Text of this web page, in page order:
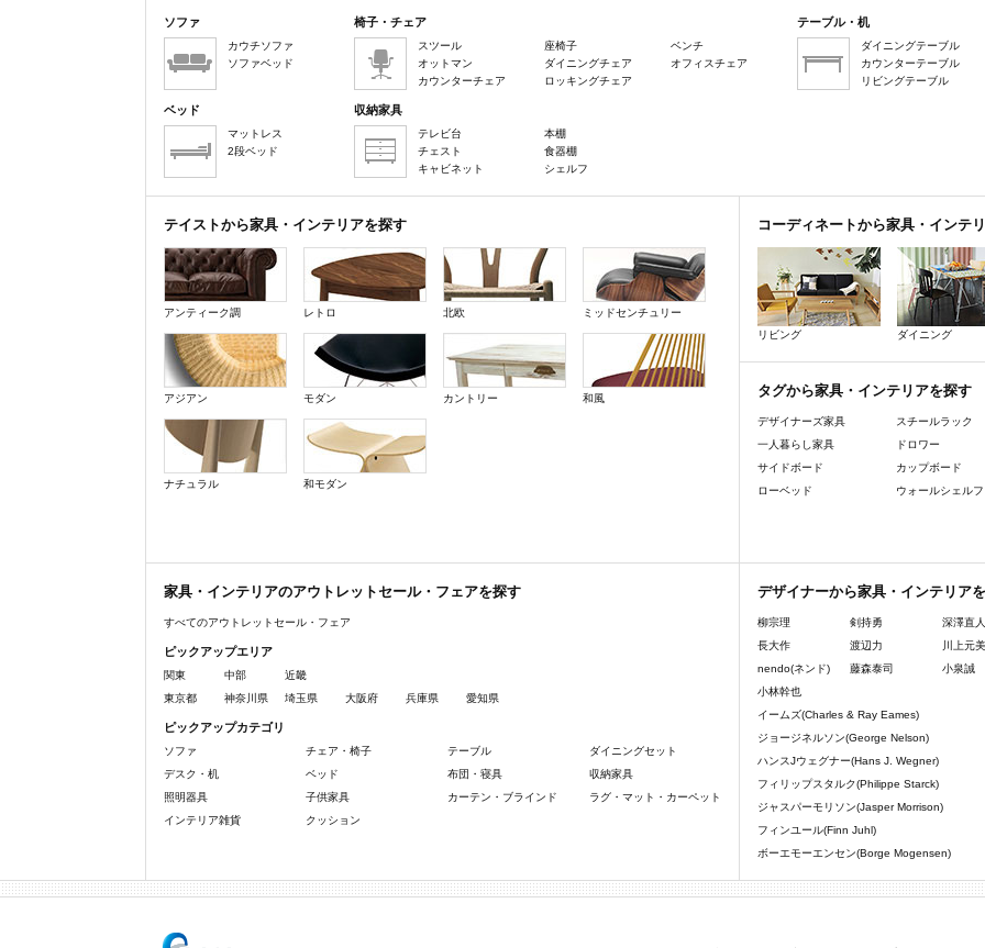
ソファ
カウチソファ
ソファベッド
椅子・チェア
スツール
オットマン
カウンターチェア
座椅子
ダイニングチェア
ロッキングチェア
ベンチ
オフィスチェア
テーブル・机
ダイニングテーブル
カウンターテーブル
リビングテーブル
ベッド
マットレス
2段ベッド
収納家具
テレビ台
チェスト
キャビネット
本棚
食器棚
シェルフ
テイストから家具・インテリアを探す
アンティーク調 レトロ 北欧 ミッドセンチュリー
アジアン モダン カントリー 和風
ナチュラル 和モダン
コーディネートから家具・インテ
リビング ダイニング
タグから家具・インテリアを探す
デザイナーズ家具
一人暮らし家具
サイドボード
ローベッド
スチールラック
ドロワー
カップボード
ウォールシェルフ
家具・インテリアのアウトレットセール・フェアを探す
すべてのアウトレットセール・フェア
ピックアップエリア
関東 中部
近畿
東京都
神奈川県 埼玉県 大阪府 兵庫県 愛知県
ピックアップカテゴリ
ソファ チェア・椅子 テーブル
ダイニングセット
デスク・机
ベッド 布団・寝具
収納家具
照明器具
子供家具 カーテン・ブラインド
ラグ・マット・カーペット
インテリア雑貨
クッション
デザイナーから家具・インテリア
柳宗理 剣持勇
深澤直人
長大作
渡辺力
川上元美
nendo(ネンド)
藤森泰司
小泉誠
小林幹也
イームズ(Charles & Ray Eames)
ジョージネルソン(George Nelson)
ハンスJウェグナー(Hans J. Wegner)
フィリップスタルク(Philippe Starck)
ジャスパーモリソン(Jasper Morrison)
フィンユール(Finn Juhl)
ボーエモーエンセン(Borge Mogensen)